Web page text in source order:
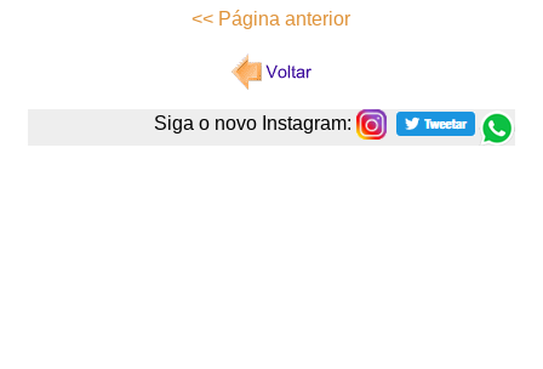
<< Página anterior
Siga o novo Instagram: